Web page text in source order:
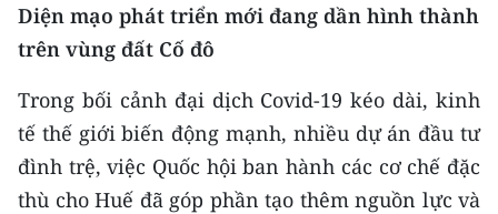
TRI THỨC CHUYÊN SÂU
54 DÂN TỘC VIỆT NAM
CHƯƠNG TRÌNH OCOP - MỖI XÃ
MỘT SẢN PHẨM
Diện mạo phát triển mới đang dần hình thành
trên vùng đất Cố đô
Trong bối cảnh đại dịch Covid-19 kéo dài, kinh
tế thế giới biến động mạnh, nhiều dự án đầu tư
đình trệ, việc Quốc hội ban hành các cơ chế đặc
thù cho Huế đã góp phần tạo thêm nguồn lực và